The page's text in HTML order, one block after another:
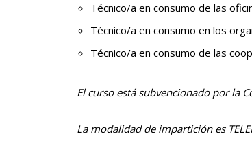
Técnico/a en consumo de las
Técnico/a en consumo en los
Técnico/a en consumo de las
El curso está subvencionado por la
La modalidad de impartición es